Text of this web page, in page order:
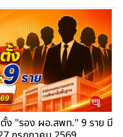
ง "รอง ผอ.สพท." 9 ราย มี